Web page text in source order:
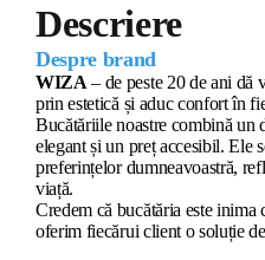
Descriere
Despre brand
WIZA – de peste 20 de ani dă
prin estetică și aduc confort în
Bucătăriile noastre combină un
elegant și un preț accesibil. Ele
preferințelor dumneavoastră,
viață.
Credem că bucătăria este inima
oferim fiecărui client o soluție